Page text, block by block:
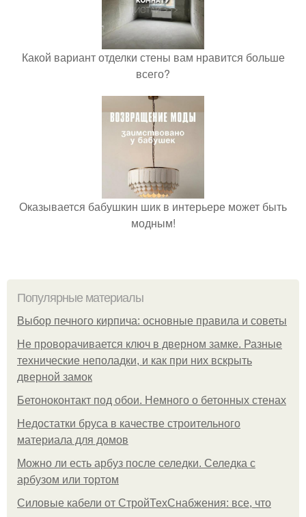
Какой вариант отделки стены вам нравится больше
всего?
Оказывается бабушкин шик в интерьере может быть
модным!
Популярные материалы
Выбор печного кирпича: основные правила и советы
Не проворачивается ключ в дверном замке. Разные
технические неполадки, и как при них вскрыть
дверной замок
Бетоноконтакт под обои. Немного о бетонных стенах
Недостатки бруса в качестве строительного
материала для домов
Можно ли есть арбуз после селедки. Селедка с
арбузом или тортом
Силовые кабели от СтройТехСнабжения: все, что